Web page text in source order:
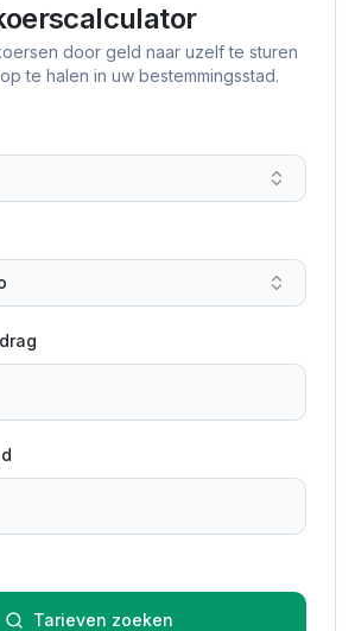
door geld naar uzelf te sturen
te halen in uw bestemmingsstad.
Tarieven zoeken